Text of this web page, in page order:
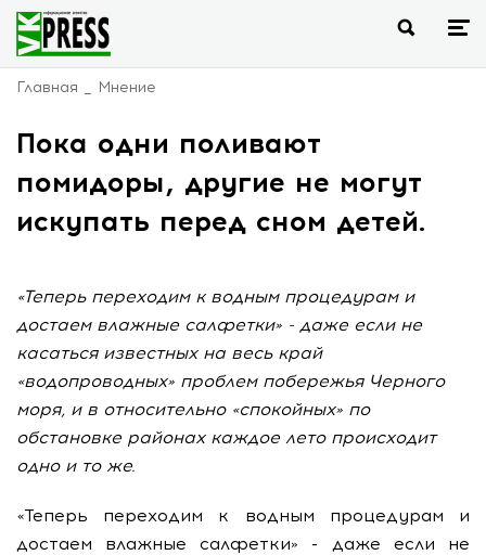
Главная Мнение
Пока одни поливают
помидоры, другие не могут
искупать перед сном детей.
«Теперь переходим к водным процедурам и
достаем влажные салфетки» - даже если не
касаться известных на весь край
«водопроводных» проблем побережья Черного
моря, и в относительно «спокойных» по
обстановке районах каждое лето происходит
одно и то же.
«Теперь переходим к водным процедурам и
достаем влажные салфетки» - даже если не